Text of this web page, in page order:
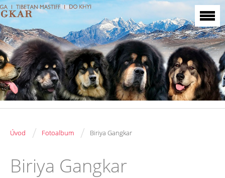
Úvod / Fotoalbum / Biriya Gangkar
Biriya Gangkar